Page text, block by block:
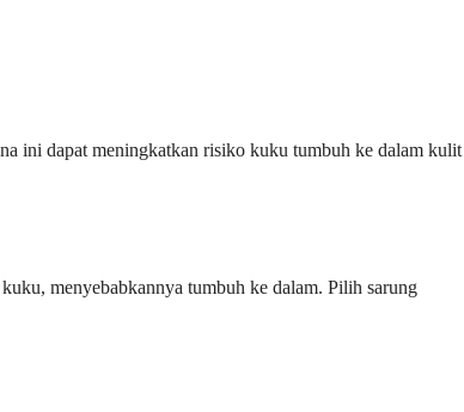
ini dapat meningkatkan risiko kuku tumbuh ke dalam kulit
menyebabkannya tumbuh ke dalam. Pilih sarung